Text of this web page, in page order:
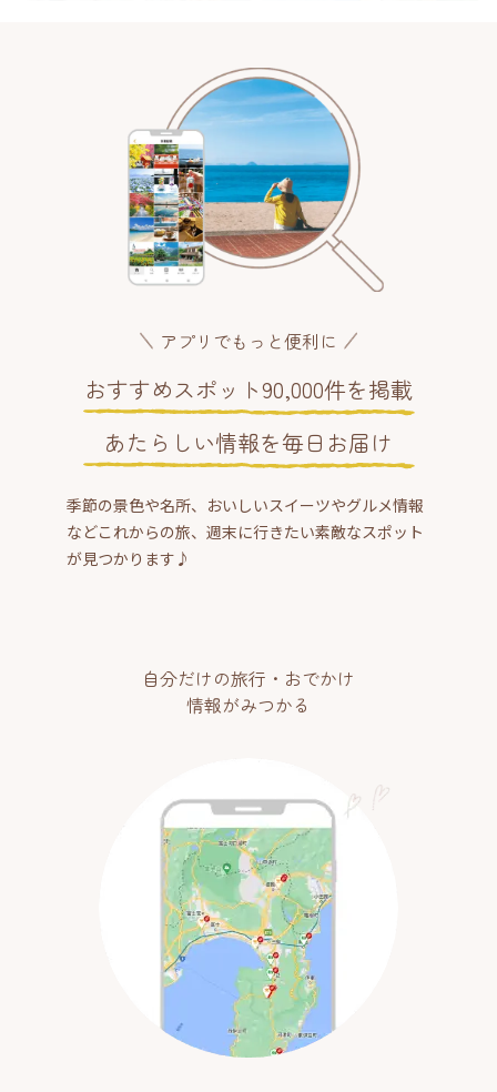
アプリでもっと便利に
おすすめスポット90,000件を掲載
あたらしい情報を毎日お届け
季節の景色や名所、おいしいスイーツやグルメ情報
などこれからの旅、週末に行きたい素敵なスポット
が見つかります♪
自分だけの旅行・おでかけ
情報がみつかる